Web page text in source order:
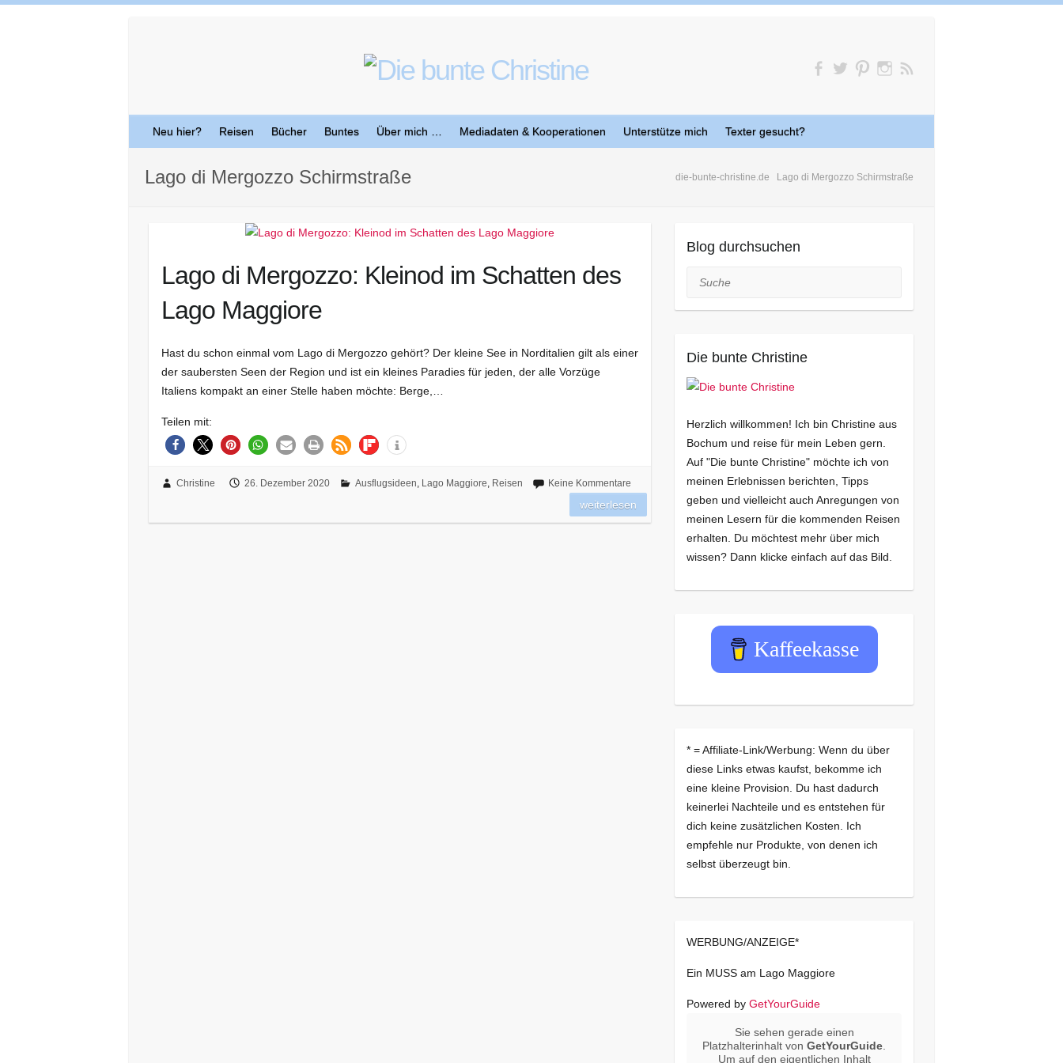
Neu hier? Reisen Bücher Buntes Über mich … Mediadaten & Kooperationen Unterstütze mich Texter gesucht?
die-bunte-christine.de Lago di Mergozzo Schirmstraße
Lago di Mergozzo Schirmstraße
Lago di Mergozzo: Kleinod im Schatten des
Lago Maggiore
Hast du schon einmal vom Lago di Mergozzo gehört? Der kleine See in Norditalien gilt als einer
der saubersten Seen der Region und ist ein kleines Paradies für jeden, der alle Vorzüge
Italiens kompakt an einer Stelle haben möchte: Berge,…
Teilen mit:
Christine 26. Dezember 2020 Ausflugsideen, Lago Maggiore, Reisen Keine Kommentare
weiterlesen
Blog durchsuchen
Suche
Die bunte Christine
Herzlich willkommen! Ich bin Christine aus
Bochum und reise für mein Leben gern.
Auf "Die bunte Christine" möchte ich von
meinen Erlebnissen berichten, Tipps
geben und vielleicht auch Anregungen von
meinen Lesern für die kommenden Reisen
erhalten. Du möchtest mehr über mich
wissen? Dann klicke einfach auf das Bild.
Kaffeekasse
* = Affiliate-Link/Werbung: Wenn du über
diese Links etwas kaufst, bekomme ich
eine kleine Provision. Du hast dadurch
keinerlei Nachteile und es entstehen für
dich keine zusätzlichen Kosten. Ich
empfehle nur Produkte, von denen ich
selbst überzeugt bin.
WERBUNG/ANZEIGE*
Ein MUSS am Lago Maggiore
Powered by GetYourGuide
Sie sehen gerade einen
Platzhalterinhalt vonGetYourGuide
Um auf den eigentlichen Inhalt